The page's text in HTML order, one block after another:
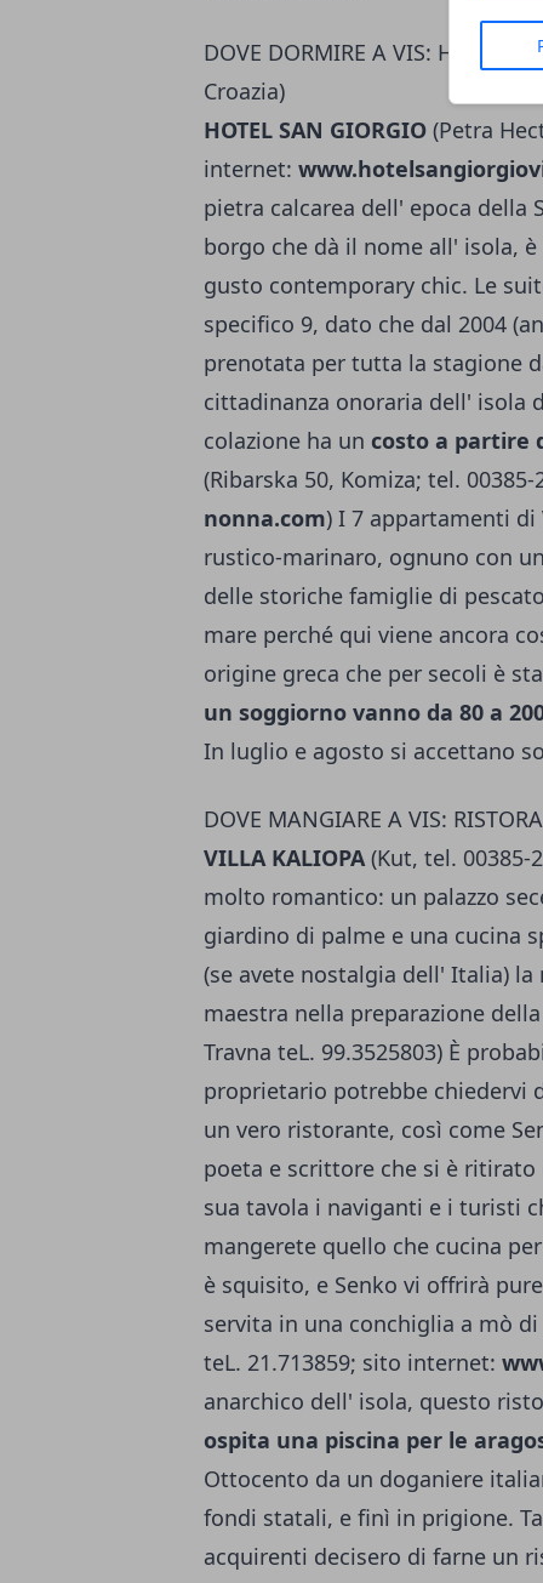
DOVE DORMIRE A VIS: HOTEL E
Croazia)
HOTEL SAN GIORGIO (Petra
internet:
pietra calcarea dell' epoca della
borgo che dà il nome all' isola,
gusto contemporary chic. Le
specifico 9, dato che dal 2004
prenotata per tutta la stagione
cittadinanza onoraria dell' isola
colazione ha un costo a partire
(Ribarska 50, Komiza; tel.
nonna.com) I 7 appartamenti
rustico-marinaro, ognuno con
delle storiche famiglie di
mare perché qui viene ancora
origine greca che per secoli è
un soggiorno vanno da 80 a
In luglio e agosto si accettano
DOVE MANGIARE A VIS:
VILLA KALIOPA(Kut, tel. 00385-
molto romantico: un palazzo
giardino di palme e una cucina
(se avete nostalgia dell' Italia)
maestra nella preparazione
Travna teL. 99.3525803) È
proprietario potrebbe chiedervi
un vero ristorante, così come
poeta e scrittore che si è
sua tavola i naviganti e i turisti
mangerete quello che cucina
è squisito, e Senko vi offrirà
servita in una conchiglia a mò
teL. 21.713859; sito internet:
anarchico dell' isola, questo
ospita una piscina per le
Ottocento da un doganiere
fondi statali, e finì in prigione.
acquirenti decisero di farne un